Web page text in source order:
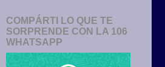
COMPÁRTI LO QUE TE
SORPRENDE CON LA 106
WHATSAPP